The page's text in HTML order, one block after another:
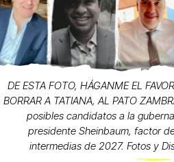
DE ESTA FOTO, HÁGANME EL
BORRAR A TATIANA, AL PATO
posibles candidatos a la
presidente Sheinbaum, factor
intermedias de 2027. Fotos y